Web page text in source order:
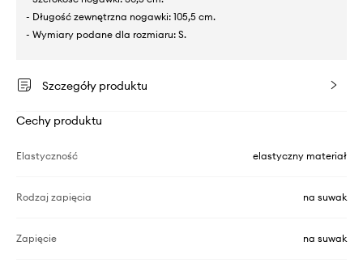
- Długość zewnętrzna nogawki: 105,5 cm.
- Wymiary podane dla rozmiaru: S.
Szczegóły produktu
Cechy produktu
Elastyczność elastyczny materiał
Rodzaj zapięcia na suwak
Zapięcie na suwak